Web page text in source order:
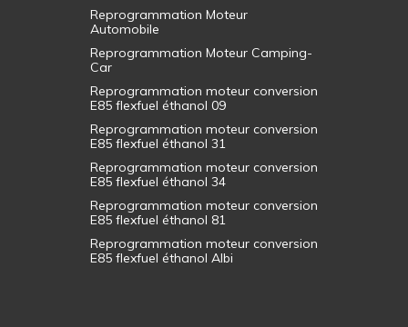
Reprogrammation Moteur
Automobile
Reprogrammation Moteur Camping-
Car
Reprogrammation moteur conversion
E85 flexfuel éthanol 09
Reprogrammation moteur conversion
E85 flexfuel éthanol 31
Reprogrammation moteur conversion
E85 flexfuel éthanol 34
Reprogrammation moteur conversion
E85 flexfuel éthanol 81
Reprogrammation moteur conversion
E85 flexfuel éthanol Albi